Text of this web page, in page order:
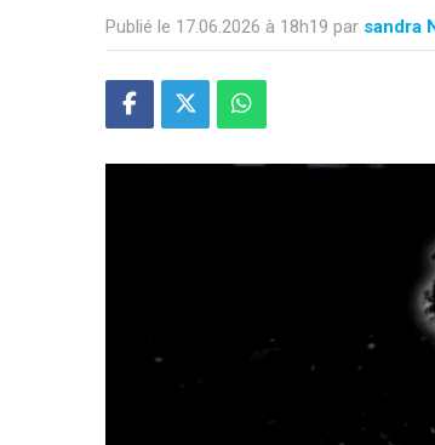
Publié le 17.06.2026 à 18h19 par sandra